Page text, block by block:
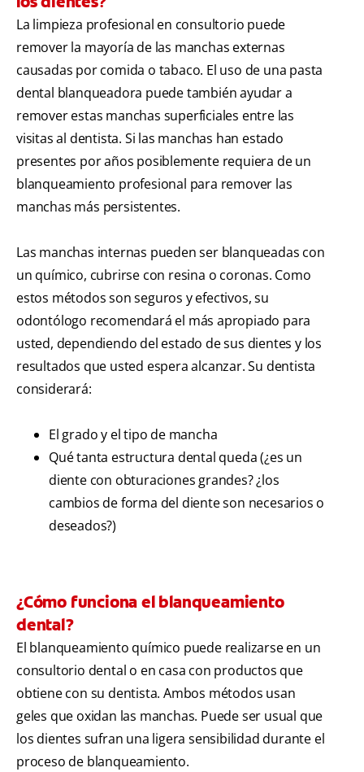
La limpieza profesional en consultorio puede
remover la mayoría de las manchas externas
causadas por comida o tabaco. El uso de una pasta
dental blanqueadora puede también ayudar a
remover estas manchas superficiales entre las
visitas al dentista. Si las manchas han estado
presentes por años posiblemente requiera de un
blanqueamiento profesional para remover las
manchas más persistentes.
Las manchas internas pueden ser blanqueadas con
un químico, cubrirse con resina o coronas. Como
estos métodos son seguros y efectivos, su
odontólogo recomendará el más apropiado para
usted, dependiendo del estado de sus dientes y los
resultados que usted espera alcanzar. Su dentista
considerará:
El grado y el tipo de mancha
Qué tanta estructura dental queda (¿es un
diente con obturaciones grandes? ¿los
cambios de forma del diente son necesarios o
deseados?)
¿Cómo funciona el blanqueamiento
dental?
El blanqueamiento químico puede realizarse en un
consultorio dental o en casa con productos que
obtiene con su dentista. Ambos métodos usan
geles que oxidan las manchas. Puede ser usual que
los dientes sufran una ligera sensibilidad durante el
proceso de blanqueamiento.